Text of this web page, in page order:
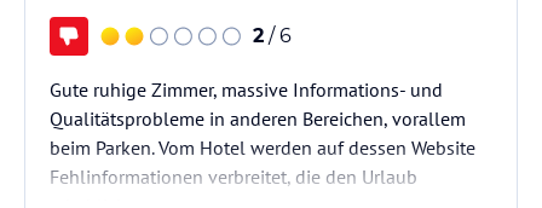
2 / 6
Gute ruhige Zimmer, massive Informations- und
Qualitätsprobleme in anderen Bereichen, vorallem
beim Parken. Vom Hotel werden auf dessen Website
Fehlinformationen verbreitet, die den Urlaub